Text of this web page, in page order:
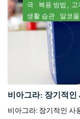
극
복용 방법 고
생활 습관
알코올
비아그라: 장기적인
비아그라: 장기적인 사